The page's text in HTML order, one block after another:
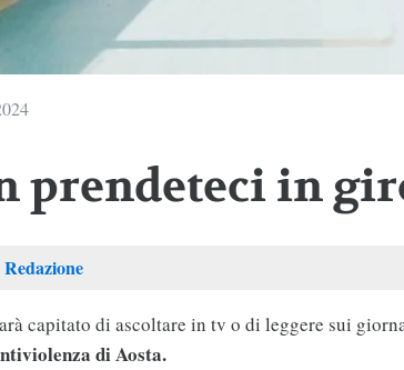
prendeteci in
Redazione
capitato di ascoltare in tv o di leggere sui
di Aosta.